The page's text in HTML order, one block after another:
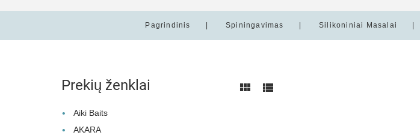
Pagrindinis Spiningavimas Silikoniniai Masalai
Prekių ženklai
Aiki Baits
AKARA